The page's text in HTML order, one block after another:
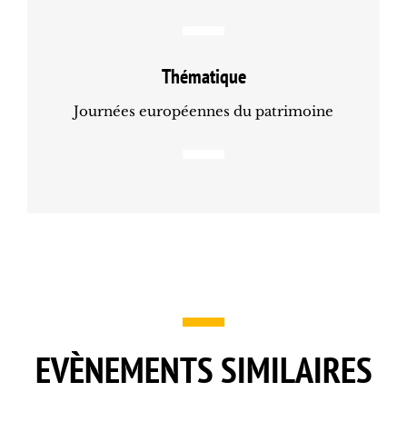
Thématique
Journées européennes du patrimoine
EVÈNEMENTS SIMILAIRES